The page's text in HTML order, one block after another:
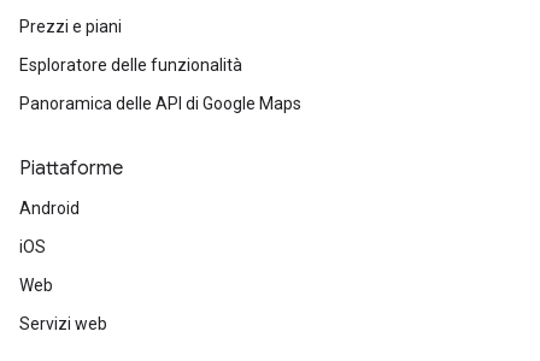
Prezzi e piani
Esploratore delle funzionalità
Panoramica delle API di Google Maps
Piattaforme
Android
iOS
Web
Servizi web